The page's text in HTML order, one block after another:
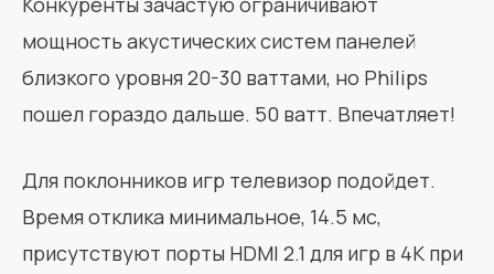
мощность акустических систем панелей
близкого уровня 20-30 ваттами, но Philips
пошел гораздо дальше. 50 ватт. Впечатляет!
Для поклонников игр телевизор подойдет.
Время отклика минимальное, 14.5 мс,
присутствуют порты HDMI 2.1 для игр в 4K при